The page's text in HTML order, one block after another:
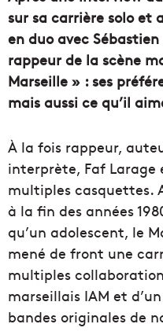
sur sa carrière solo et
en duo avec
rappeur de la scène
Marseille » : ses
mais aussi ce qu’il
À la fois rappeur,
interprète, Faf
multiples casquettes.
à la fin des années
qu’un adolescent, le
mené de front une
multiples
marseillais IAM et
bandes originales de